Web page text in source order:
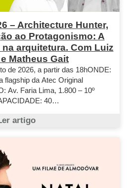
– Architecture Hunter,
ao Protagonismo: A
arquitetura. Com Luiz
Matheus Gait
de 2026, a partir das 18hONDE:
flagship da Atec Original
Av. Faria Lima, 1.800 – 10º
40…
artigo